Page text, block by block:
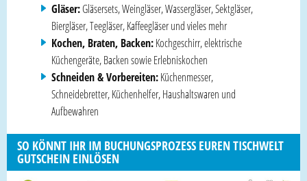
Gläser:Gläsersets, Weingläser, Wassergläser, Sektgläser,
Biergläser, Teegläser, Kaffeegläser und vieles mehr
Kochen, Braten, Backen:Kochgeschirr, elektrische
Küchengeräte, Backen sowie Erlebniskochen
Schneiden & Vorbereiten:Küchenmesser,
Schneidebretter, Küchenhelfer, Haushaltswaren und
Aufbewahren
SO KÖNNT IHR IM BUCHUNGSPROZESS EUREN TISCHWELT
GUTSCHEIN EINLÖSEN